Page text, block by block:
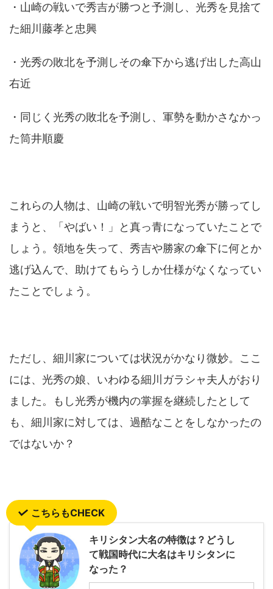
・山崎の戦いで秀吉が勝つと予測し、光秀を見捨て
た細川藤孝と忠興
・光秀の敗北を予測しその傘下から逃げ出した高山
右近
・同じく光秀の敗北を予測し、軍勢を動かさなかっ
た筒井順慶
これらの人物は、山崎の戦いで明智光秀が勝ってし
まうと、「やばい！」と真っ青になっていたことで
しょう。領地を失って、秀吉や勝家の傘下に何とか
逃げ込んで、助けてもらうしか仕様がなくなってい
たことでしょう。
ただし、細川家については状況がかなり微妙。ここ
には、光秀の娘、いわゆる細川ガラシャ夫人がおり
ました。もし光秀が機内の掌握を継続したとして
も、細川家に対しては、過酷なことをしなかったの
ではないか？
こちらもCHECK
キリシタン大名の特徴は？どうし
て戦国時代に大名はキリシタンに
なった？